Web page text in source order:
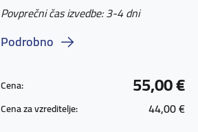
Povprečni čas izvedbe: 3-4 dni
Podrobno
Cena: 55,00 €
Cena za vzreditelje: 44,00 €